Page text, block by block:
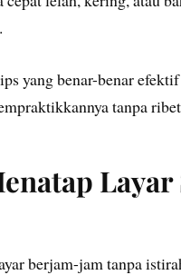
yang benar-benar
tanpa
Layar
berjam-jam tanpa